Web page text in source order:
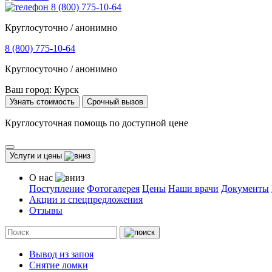
8 (800) 775-10-64
Круглосуточно / анонимно
8 (800) 775-10-64
Круглосуточно / анонимно
Ваш город: Курск
Узнать стоимость Срочный вызов
Круглосуточная помощь по доступной цене
Услуги и цены
О нас
Поступление Фотогалерея Цены Наши врачи Документы
Акции и спецпредложения
Отзывы
Вывод из запоя
Снятие ломки